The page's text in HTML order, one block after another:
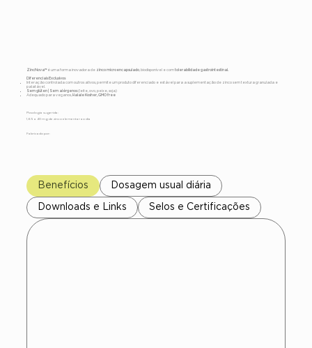
ZincNova™é uma forma inovadora de zinco microencapsulado, biodisponível e com tolerabilidade gastrointestinal.
Diferenciais Exclusivos
Interação controlada com outros ativos, permite um produto diferenciado e estável para a suplementação de zinco sem textura granulada e
palatável.
Sem glúten | Sem alérgenos(leite, ovo, peixe, soja)
Adequado para veganos, Halale Kosher, GMO free
Posologia sugerida:
1,65 a 40 mg de zinco elementar ao dia
Fabricado por:
Benefícios Dosagem usual diária
Downloads e Links Selos e Certificações